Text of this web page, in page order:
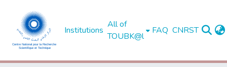
Institutions
All of
TOUBK@l
FAQ CNRST